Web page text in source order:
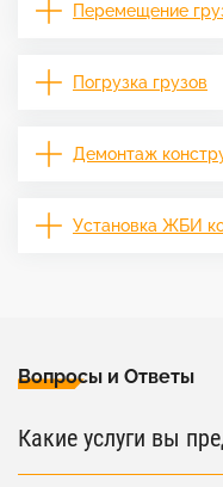
Перемещение
Погрузка грузов
Демонтаж
Установка ЖБИ
Вопросы и Ответы
Какие услуги вы